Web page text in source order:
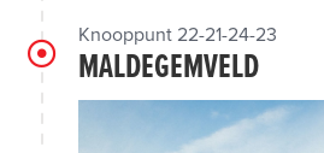
Knooppunt 22-21-24-23
MALDEGEMVELD